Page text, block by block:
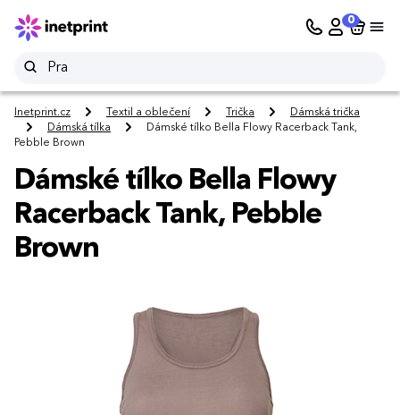
0
Inetprint.cz Textil a oblečení Trička
Dámská trička
Dámská tílka
Dámské tílko Bella Flowy Racerback Tank,
Pebble Brown
Dámské tílko Bella Flowy
Racerback Tank, Pebble
Brown